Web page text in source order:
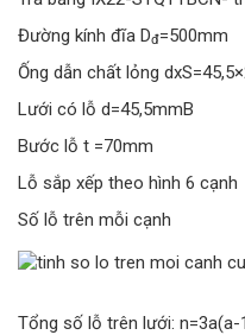
Đường kính đĩa Dđ=500mm
Ống dẫn chất lỏng
Lưới có lỗ d=45,5mmB
Bước lỗ t =70mm
Lỗ sắp xếp theo hình 6 cạnh
Số lỗ trên mỗi cạnh
Tổng số lỗ trên lưới: n=3a(a-